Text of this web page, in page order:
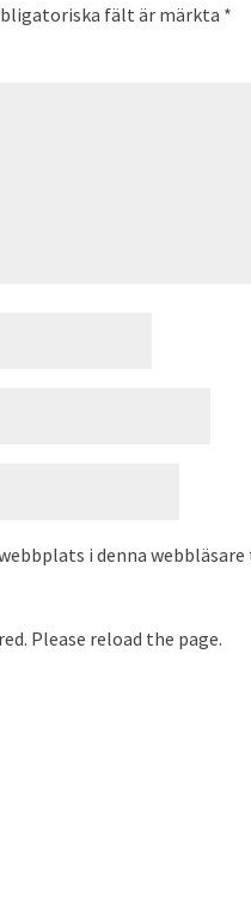
fält är märkta *
i denna
Please reload the page.